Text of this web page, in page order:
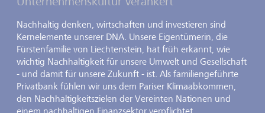
Nachhaltig denken, wirtschaften und investieren sind
Kernelemente unserer DNA. Unsere Eigentümerin, die
Fürstenfamilie von Liechtenstein, hat früh erkannt, wie
wichtig Nachhaltigkeit für unsere Umwelt und Gesellschaft
- und damit für unsere Zukunft - ist. Als familiengeführte
Privatbank fühlen wir uns dem Pariser Klimaabkommen,
den Nachhaltigkeitszielen der Vereinten Nationen und
einem nachhaltigen Finanzsektor verpflichtet.